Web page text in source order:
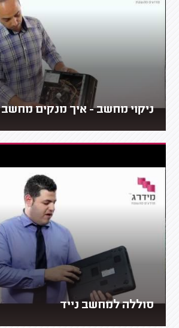
ניקוי מחשב - איך מנקים מחשב
סוללה למחשב נייד